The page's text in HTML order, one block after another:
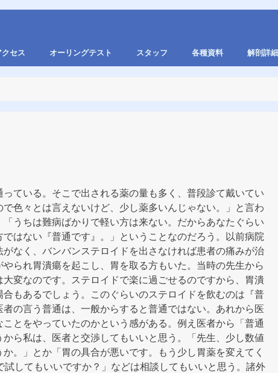
クセス オーリングテスト スタッフ 各種資料 解剖詳細
ている。そこで出される薬の量も多く、普段診て戴いてい
色々とは言えないけど、少し薬多いんじゃない。」と言わ
うちは難病ばかりで軽い方は来ない。だからあなたぐらい
はない『普通です』。」ということなのだろう。以前病院
なく、バンバンステロイドを出さなければ患者の痛みが治
られ胃潰瘍を起こし、胃を取る方もいた。当時の先生から
変なのです。ステロイドで楽に過ごせるのですから、胃潰
もあるでしょう。このぐらいのステロイドを飲むのは『普
の言う普通は、一般からすると普通ではない。あれから医
とをやっていたのかという感がある。例え医者から「普通
ら私は、医者と交渉してもいいと思う。「先生、少し数値
。」とか「胃の具合が悪いです。もう少し胃薬を変えてく
してもいいですか？」などは相談してもいいと思う。諸外